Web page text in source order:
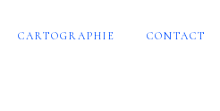
CARTOGRAPHIE CONTACT